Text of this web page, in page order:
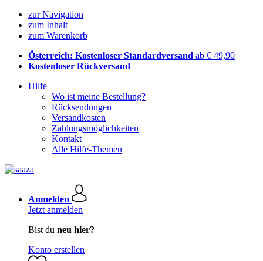
zur Navigation
zum Inhalt
zum Warenkorb
Österreich: Kostenloser Standardversand ab € 49,90
Kostenloser Rückversand
Hilfe
Wo ist meine Bestellung?
Rücksendungen
Versandkosten
Zahlungsmöglichkeiten
Kontakt
Alle Hilfe-Themen
Anmelden
Jetzt anmelden
Bist du neu hier?
Konto erstellen